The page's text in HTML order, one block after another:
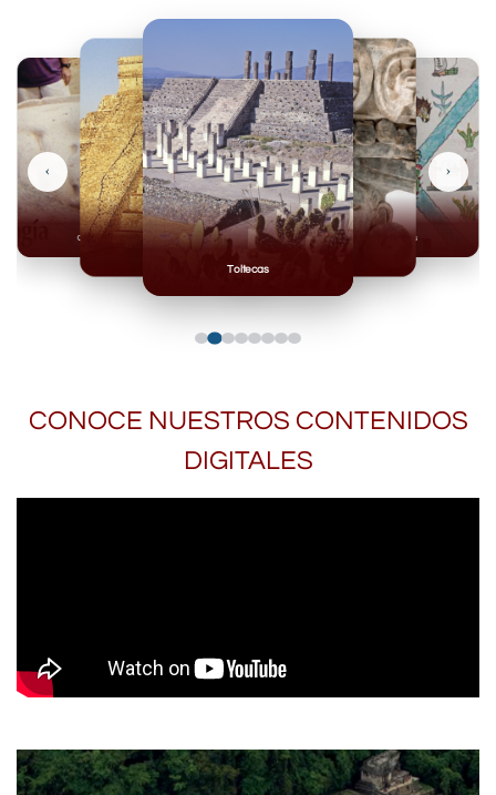
Mixteca
Olmecas
‹ ›
CONOCE NUESTROS CONTENIDOS
DIGITALES